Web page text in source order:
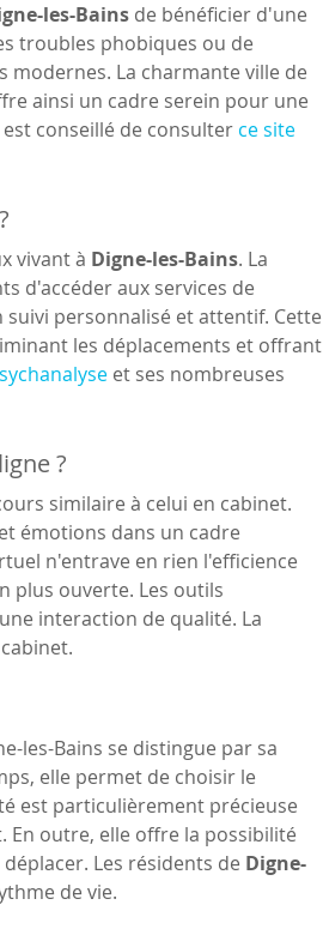
les-Bains de bénéficier d'une
troubles phobiques ou de
modernes. La charmante ville de
ainsi un cadre serein pour une
conseillé de consulter ce site
vivant à Digne-les-Bains. La
d'accéder aux services de
personnalisé et attentif. Cette
les déplacements et offrant
et ses nombreuses
?
similaire à celui en cabinet.
émotions dans un cadre
n'entrave en rien l'efficience
plus ouverte. Les outils
interaction de qualité. La
les-Bains se distingue par sa
elle permet de choisir le
est particulièrement précieuse
outre, elle offre la possibilité
Les résidents de Digne-
de vie.